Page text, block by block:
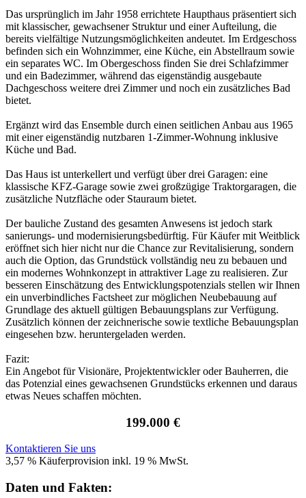
Das ursprünglich im Jahr 1958 errichtete Haupthaus präsentiert sich
mit klassischer, gewachsener Struktur und einer Aufteilung, die
bereits vielfältige Nutzungsmöglichkeiten andeutet. Im Erdgeschoss
befinden sich ein Wohnzimmer, eine Küche, ein Abstellraum sowie
ein separates WC. Im Obergeschoss finden Sie drei Schlafzimmer
und ein Badezimmer, während das eigenständig ausgebaute
Dachgeschoss weitere drei Zimmer und noch ein zusätzliches Bad
bietet.
Ergänzt wird das Ensemble durch einen seitlichen Anbau aus 1965
mit einer eigenständig nutzbaren 1-Zimmer-Wohnung inklusive
Küche und Bad.
Das Haus ist unterkellert und verfügt über drei Garagen: eine
klassische KFZ-Garage sowie zwei großzügige Traktorgaragen, die
zusätzliche Nutzfläche oder Stauraum bietet.
Der bauliche Zustand des gesamten Anwesens ist jedoch stark
sanierungs- und modernisierungsbedürftig. Für Käufer mit Weitblick
eröffnet sich hier nicht nur die Chance zur Revitalisierung, sondern
auch die Option, das Grundstück vollständig neu zu bebauen und
ein modernes Wohnkonzept in attraktiver Lage zu realisieren. Zur
besseren Einschätzung des Entwicklungspotenzials stellen wir Ihnen
ein unverbindliches Factsheet zur möglichen Neubebauung auf
Grundlage des aktuell gültigen Bebauungsplans zur Verfügung.
Zusätzlich können der zeichnerische sowie textliche Bebauungsplan
eingesehen bzw. heruntergeladen werden.
Fazit:
Ein Angebot für Visionäre, Projektentwickler oder Bauherren, die
das Potenzial eines gewachsenen Grundstücks erkennen und daraus
etwas Neues schaffen möchten.
199.000 €
Kontaktieren Sie uns
3,57 % Käuferprovision inkl. 19 % MwSt.
Daten und Fakten: